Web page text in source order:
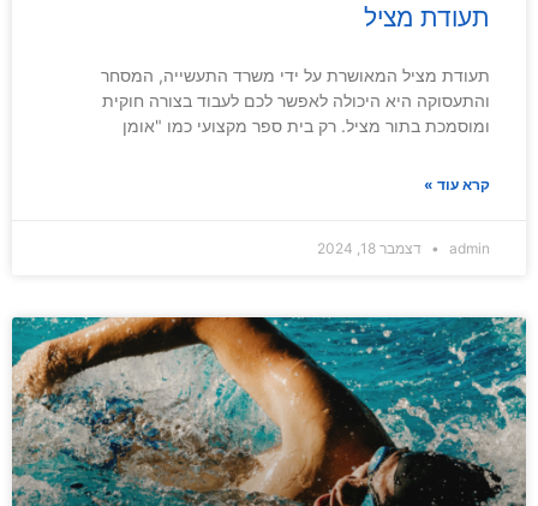
תעודת מציל
תעודת מציל המאושרת על ידי משרד התעשייה, המסחר
והתעסוקה היא היכולה לאפשר לכם לעבוד בצורה חוקית
ומוסמכת בתור מציל. רק בית ספר מקצועי כמו "אומן
קרא עוד »
admin דצמבר 18, 2024